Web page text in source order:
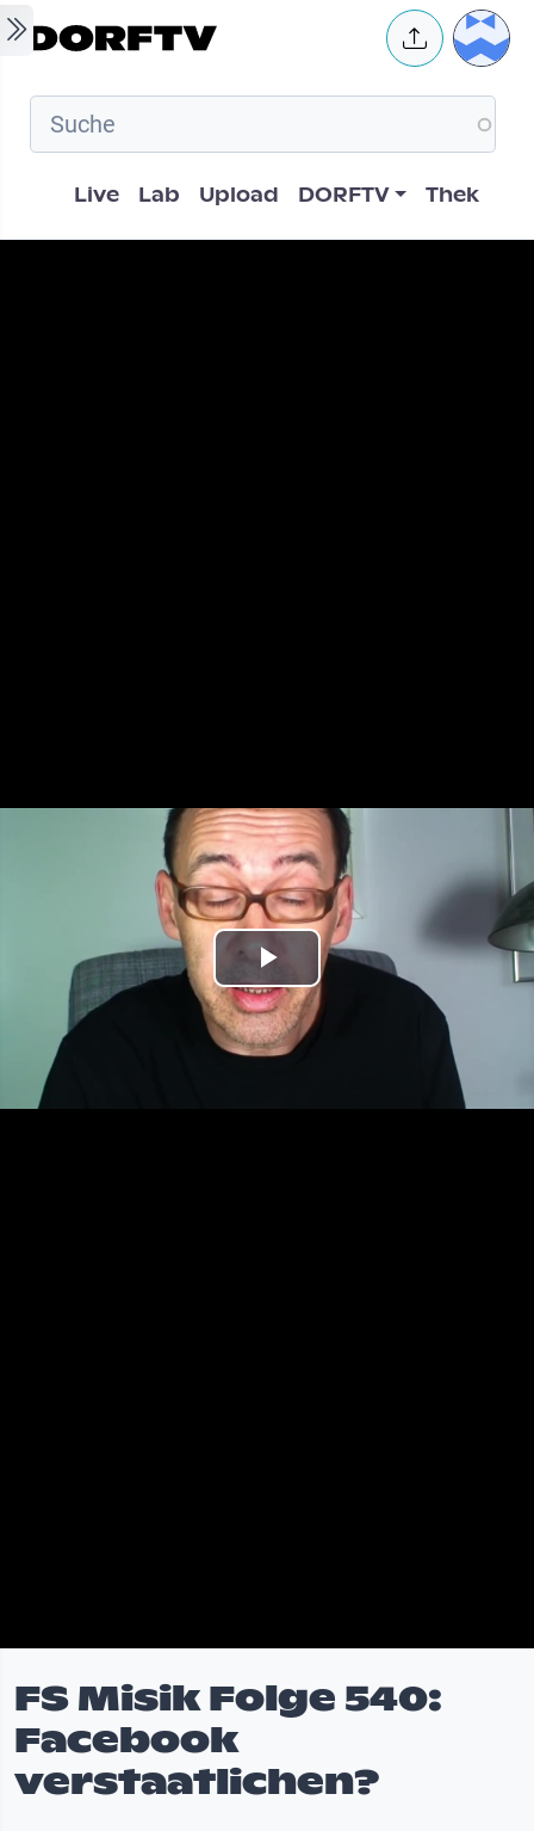
Skip to main content User
Hauptnavigation
Live Lab Upload DORFTV Thek
Play
Video
FS Misik Folge 540:
Facebook
verstaatlichen?